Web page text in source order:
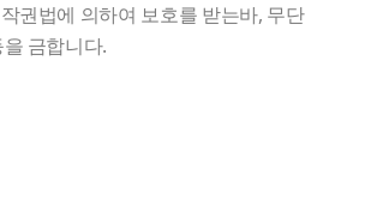
권법에 의하여 보호를 받는바, 무단
금합니다.